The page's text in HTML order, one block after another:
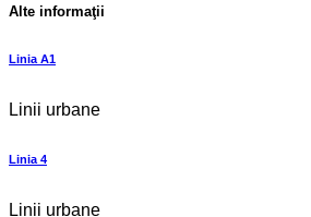
Alte informaţii
Linia A1
Linii urbane
Linia 4
Linii urbane